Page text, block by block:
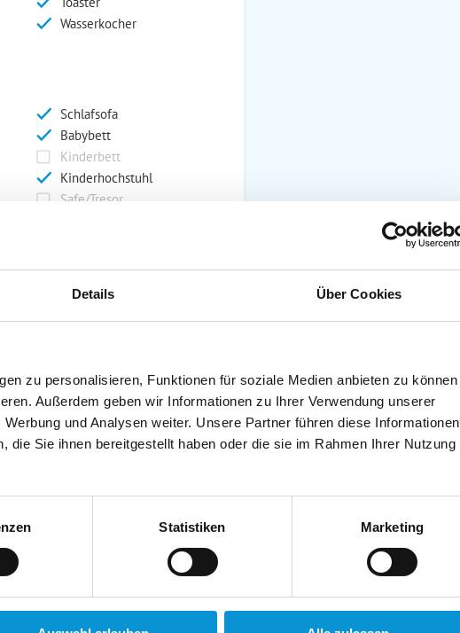
Details Über Cookies
zu personalisieren, Funktionen für soziale Medien anbieten zu können
Außerdem geben wir Informationen zu Ihrer Verwendung unserer
und Analysen weiter. Unsere Partner führen diese Informationen
die Sie ihnen bereitgestellt haben oder die sie im Rahmen Ihrer Nutzung
Statistiken Marketing
Wasserkocher
Schlafsofa
Babybett
Kinderbett
Kinderhochstuhl
Safe/Tresor
Grill
Halbpension möglich